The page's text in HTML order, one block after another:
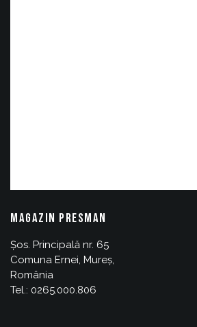
MAGAZIN PRESMAN
Șos. Principală nr. 65
Comuna Ernei, Mureș,
România
Tel.: 0265.000.806